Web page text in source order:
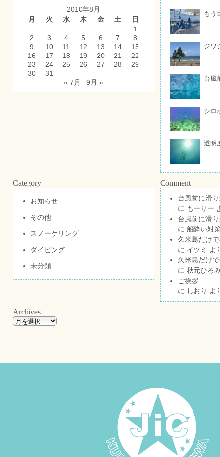
2010年8月
月
火 水 木 金 土
日
1
2
3 4 5 6 7
8
9
10 11 12 13 14
15
16
17 18 19 20 21
22
23
24 25 26 27 28
29
30
31
« 7月
9月 »
もう
ジワ
台風
シロ
透明
Category
お知らせ
その他
スノーケリング
ダイビング
未分類
Comment
台風前に滑
に もーりー
台風前に滑
に 船酔い対
久米島だけ
に イツミ
よ
久米島だけ
に 秋元ひろ
ご挨拶
に しおり よ
Archives